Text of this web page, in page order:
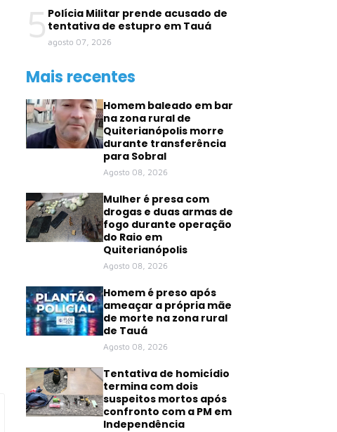
5 Polícia Militar prende acusado de
tentativa de estupro em Tauá
agosto 07, 2026
Mais recentes
Homem baleado em bar
na zona rural de
Quiterianópolis morre
durante transferência
para Sobral
Agosto 08, 2026
Mulher é presa com
drogas e duas armas de
fogo durante operação
do Raio em
Quiterianópolis
Agosto 08, 2026
Homem é preso após
ameaçar a própria mãe
de morte na zona rural
de Tauá
Agosto 08, 2026
Tentativa de homicídio
termina com dois
suspeitos mortos após
confronto com a PM em
Independência